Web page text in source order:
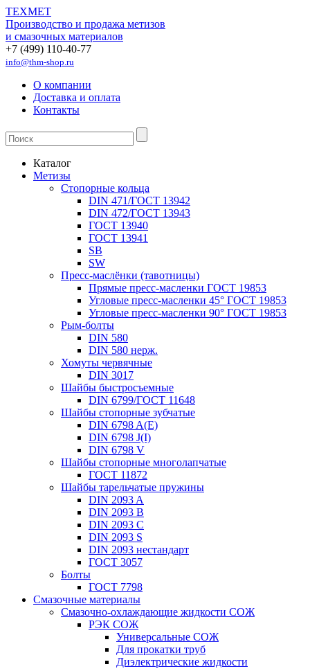
ТЕХМЕТ
Производство и продажа метизов
и смазочных материалов
+7 (499) 110-40-77
info@thm-shop.ru
О компании
Доставка и оплата
Контакты
Каталог
Метизы
Стопорные кольца
DIN 471/ГОСТ 13942
DIN 472/ГОСТ 13943
ГОСТ 13940
ГОСТ 13941
SB
SW
Пресс-маслёнки (тавотницы)
Прямые пресс-масленки ГОСТ 19853
Угловые пресс-масленки 45° ГОСТ 19853
Угловые пресс-масленки 90° ГОСТ 19853
Рым-болты
DIN 580
DIN 580 нерж.
Хомуты червячные
DIN 3017
Шайбы быстросъемные
DIN 6799/ГОСТ 11648
Шайбы стопорные зубчатые
DIN 6798 A(E)
DIN 6798 J(I)
DIN 6798 V
Шайбы стопорные многолапчатые
ГОСТ 11872
Шайбы тарельчатые пружины
DIN 2093 A
DIN 2093 B
DIN 2093 C
DIN 2093 S
DIN 2093 нестандарт
ГОСТ 3057
Болты
ГОСТ 7798
Смазочные материалы
Смазочно-охлаждающие жидкости СОЖ
РЭК СОЖ
Универсальные СОЖ
Для прокатки труб
Диэлектрические жидкости